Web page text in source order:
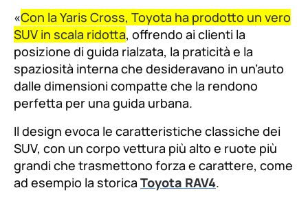
«Con la Yaris Cross, Toyota ha prodotto un vero
SUV in scala ridotta, offrendo ai clienti la
posizione di guida rialzata, la praticità e la
spaziosità interna che desideravano in un’auto
dalle dimensioni compatte che la rendono
perfetta per una guida urbana.
Il design evoca le caratteristiche classiche dei
SUV, con un corpo vettura più alto e ruote più
grandi che trasmettono forza e carattere, come
ad esempio la storica Toyota RAV4.